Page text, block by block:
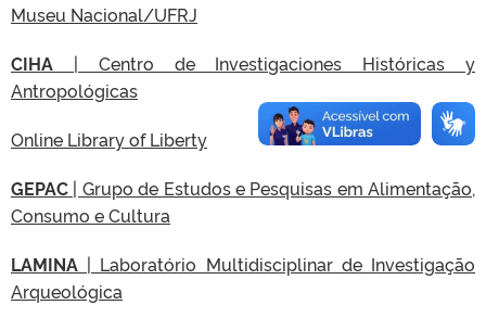
Museu Nacional/UFRJ
CIHA | Centro de Investigaciones Históricas y
Antropológicas
Online Library of Liberty
GEPAC | Grupo de Estudos e Pesquisas em Alimentação,
Consumo e Cultura
LAMINA | Laboratório Multidisciplinar de Investigação
Arqueológica